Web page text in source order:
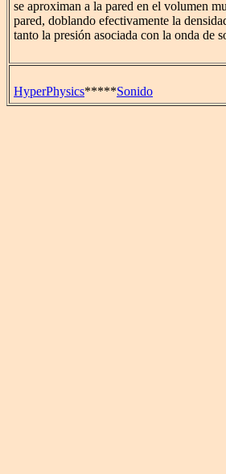
se aproximan a la pared en el volumen
pared, doblando efectivamente la
tanto la presión asociada con la onda de
HyperPhysics*****Sonido